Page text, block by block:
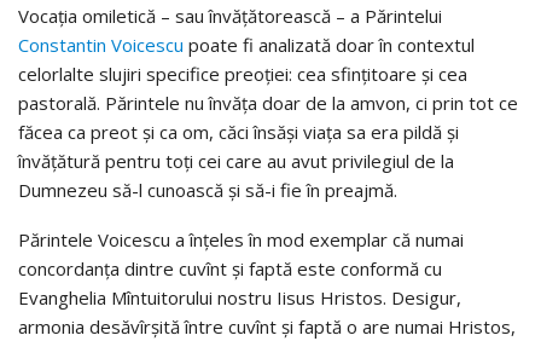
Vocaţia omiletică – sau învăţătorească – a Părintelui
Constantin Voicescu poate fi analizată doar în contextul
celorlalte slujiri specifice preoţiei: cea sfinţitoare şi cea
pastorală. Părintele nu învăţa doar de la amvon, ci prin tot ce
făcea ca preot şi ca om, căci însăşi viaţa sa era pildă şi
învăţătură pentru toţi cei care au avut privilegiul de la
Dumnezeu să-l cunoască şi să-i fie în preajmă.
Părintele Voicescu a înţeles în mod exemplar că numai
concordanţa dintre cuvînt şi faptă este conformă cu
Evanghelia Mîntuitorului nostru Iisus Hristos. Desigur,
armonia desăvîrşită între cuvînt şi faptă o are numai Hristos,